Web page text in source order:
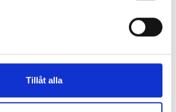
Tillåt alla